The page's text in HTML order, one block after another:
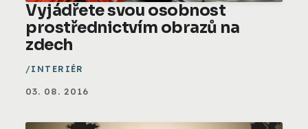
Vyjádřete svou osobnost
prostřednictvím obrazů na
zdech
INTERIÉR
03. 08. 2016